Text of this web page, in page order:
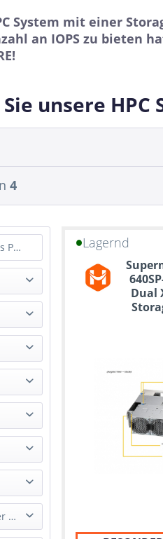
System mit einer
an IOPS zu bieten
unsere HPC
4
Konfigurierbares Produkt
HotSwap/Fixed Power Supply
Lagernd
Dual